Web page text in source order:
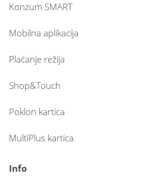
Konzum SMART
Mobilna aplikacija
Plaćanje režija
Shop&Touch
Poklon kartica
MultiPlus kartica
Info